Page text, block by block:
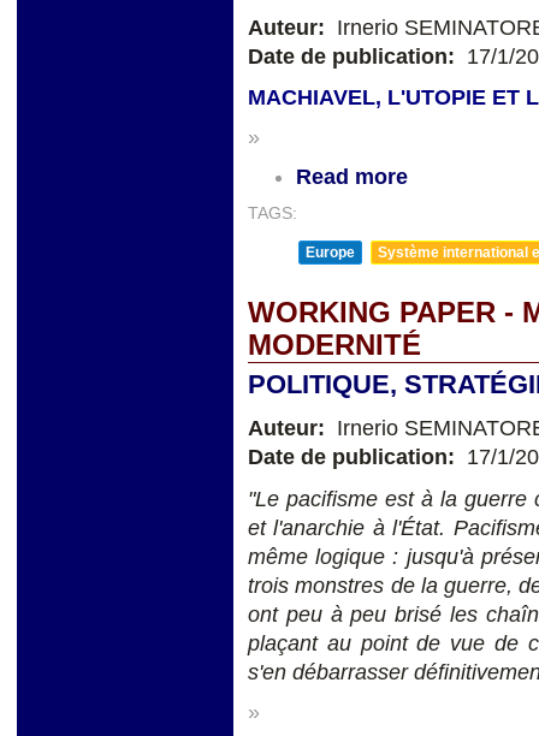
Auteur: Irnerio
Date de publication: 17/1/
MACHIAVEL, L'UTOPIE ET
»
Read more
TAGS:
Europe Système international
WORKING PAPER -
MODERNITÉ
POLITIQUE,
Auteur: Irnerio
Date de publication: 17/1/
"Le pacifisme est à la guerre
et l'anarchie à l'État.
même logique : jusqu'à
trois monstres de la guerre,
ont peu à peu brisé les
plaçant au point de vue de
s'en débarrasser
»